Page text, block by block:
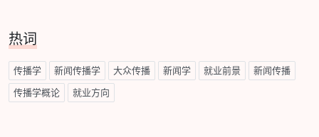
热词
传播学 新闻传播学 大众传播 新闻学 就业前景 新闻传播
传播学概论 就业方向